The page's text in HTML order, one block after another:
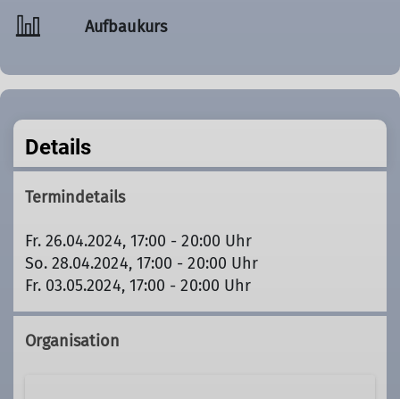
Aufbaukurs
Details
Termindetails
Fr. 26.04.2024, 17:00 - 20:00 Uhr
So. 28.04.2024, 17:00 - 20:00 Uhr
Fr. 03.05.2024, 17:00 - 20:00 Uhr
Organisation